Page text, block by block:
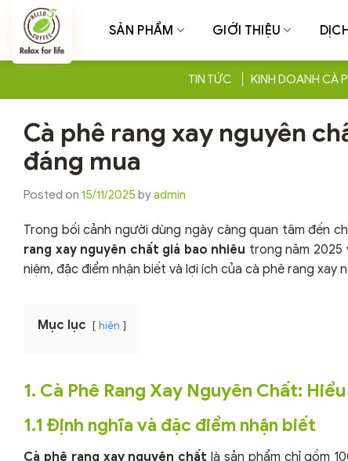
Chuyển
dung
SẢN PHẨM GIỚI THIỆU
TIN TỨC KINH DOANH CÀ
Cà phê rang xay nguyên
đáng mua
Posted on 15/11/2025 byadmin
Trong bối cảnh người dùng ngày càng quan tâm đến
rang xay nguyên chất giá bao nhiêu trong năm 2025
niệm, đặc điểm nhận biết và lợi ích của cà phê rang xay
Mục lục hiện
1. Cà Phê Rang Xay Nguyên Chất:
1.1 Định nghĩa và đặc điểm nhận biết
Cà phê rang xay nguyên chất là sản phẩm chỉ gồm